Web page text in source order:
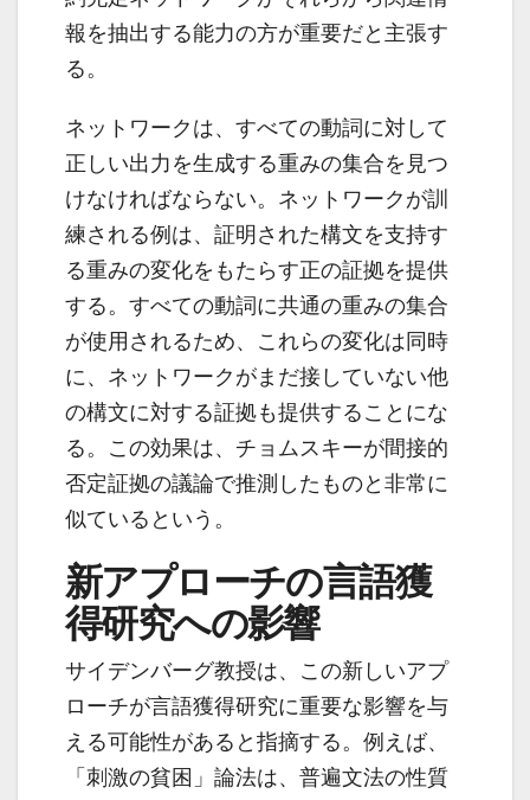
報を抽出する能力の方が重要だと主張す
る。
ネットワークは、すべての動詞に対して
正しい出力を生成する重みの集合を見つ
けなければならない。ネットワークが訓
練される例は、証明された構文を支持す
る重みの変化をもたらす正の証拠を提供
する。すべての動詞に共通の重みの集合
が使用されるため、これらの変化は同時
に、ネットワークがまだ接していない他
の構文に対する証拠も提供することにな
る。この効果は、チョムスキーが間接的
否定証拠の議論で推測したものと非常に
似ているという。
新アプローチの言語獲
得研究への影響
サイデンバーグ教授は、この新しいアプ
ローチが言語獲得研究に重要な影響を与
える可能性があると指摘する。例えば、
「刺激の貧困」論法は、普遍文法の性質